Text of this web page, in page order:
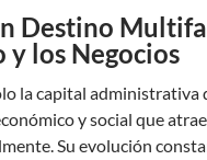
Destino
y los Negocios
la capital administrativa
y social que
Su evolución